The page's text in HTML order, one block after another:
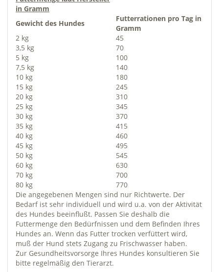
in Gramm
Gewicht des Hundes
Futterrationen pro Tag in
Gramm
2 kg
45
3,5 kg
70
5 kg
100
7,5 kg
140
10 kg
180
15 kg
245
20 kg
310
25 kg
345
30 kg
370
35 kg
415
40 kg
460
45 kg
495
50 kg
545
60 kg
630
70 kg
700
80 kg
770
Die angegebenen Mengen sind nur Richtwerte. Der
Bedarf ist sehr individuell und wird u.a. von der Aktivität
des Hundes beeinflußt. Passen Sie deshalb die
Futtermenge den Bedürfnissen und dem Befinden Ihres
Hundes an. Wenn das Futter trocken verfüttert wird,
muß der Hund stets Zugang zu Frischwasser haben.
Zur Gesundheitsvorsorge Ihres Hundes konsultieren Sie
bitte regelmäßig den Tierarzt.